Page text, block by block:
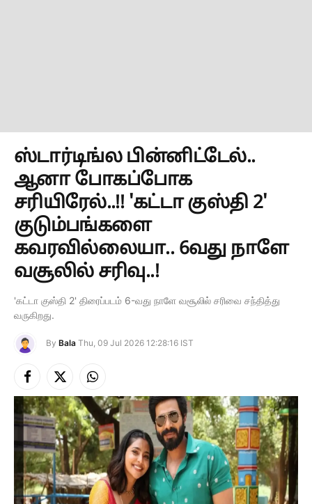
ஸ்டார்டிங்ல பின்னிட்டேல்..
ஆனா போகப்போக
சரியிரேல்..!! 'கட்டா குஸ்தி 2'
குடும்பங்களை
கவரவில்லையா.. 6வது நாளே
வசூலில் சரிவு..!
'கட்டா குஸ்தி 2' திரைப்படம் 6-வது நாளே வசூலில் சரிவை சந்தித்து
வருகிறது.
By Bala Thu, 09 Jul 2026 12:28:16 IST
Facebook
X
(Twitter)
Instagram